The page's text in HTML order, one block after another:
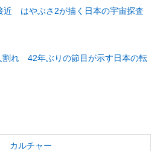
近 はやぶさ2が描く日本の宇宙探査
割れ 42年ぶりの節目が示す日本の転
カルチャー